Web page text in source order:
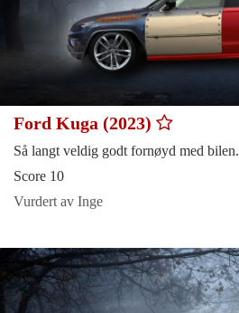
Ford Kuga (2023)
Så langt veldig godt fornøyd med bilen.
Score 10
Vurdert av Inge